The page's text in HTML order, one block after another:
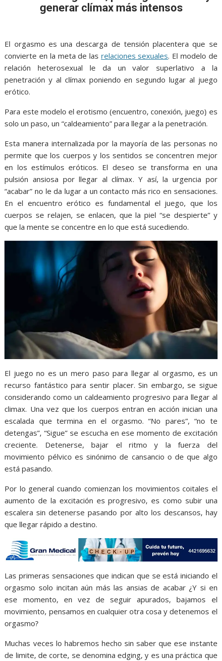
p g m
generar clímax más intensos
El orgasmo es una descarga de tensión placentera que se
convierte en la meta de las relaciones sexuales. El modelo de
relación heterosexual le da un valor superlativo a la
penetración y al clímax poniendo en segundo lugar al juego
erótico.
Para este modelo el erotismo (encuentro, conexión, juego) es
solo un paso, un “caldeamiento” para llegar a la penetración.
Esta manera internalizada por la mayoría de las personas no
permite que los cuerpos y los sentidos se concentren mejor
en los estímulos eróticos. El deseo se transforma en una
pulsión ansiosa por llegar al clímax. Y así, la urgencia por
“acabar” no le da lugar a un contacto más rico en sensaciones.
En el encuentro erótico es fundamental el juego, que los
cuerpos se relajen, se enlacen, que la piel “se despierte” y
que la mente se concentre en lo que está sucediendo.
El juego no es un mero paso para llegar al orgasmo, es un
recurso fantástico para sentir placer. Sin embargo, se sigue
considerando como un caldeamiento progresivo para llegar al
climax. Una vez que los cuerpos entran en acción inician una
escalada que termina en el orgasmo. “No pares”, “no te
detengas”, “Sigue” se escucha en ese momento de excitación
creciente. Detenerse, bajar el ritmo y la fuerza del
movimiento pélvico es sinónimo de cansancio o de que algo
está pasando.
Por lo general cuando comienzan los movimientos coitales el
aumento de la excitación es progresivo, es como subir una
escalera sin detenerse pasando por alto los descansos, hay
que llegar rápido a destino.
Las primeras sensaciones que indican que se está iniciando el
orgasmo solo incitan aún más las ansias de acabar ¿Y si en
ese momento, en vez de seguir apurados, bajamos el
movimiento, pensamos en cualquier otra cosa y detenemos el
orgasmo?
Muchas veces lo habremos hecho sin saber que ese instante
de limite, de corte, se denomina edging, y es una práctica que